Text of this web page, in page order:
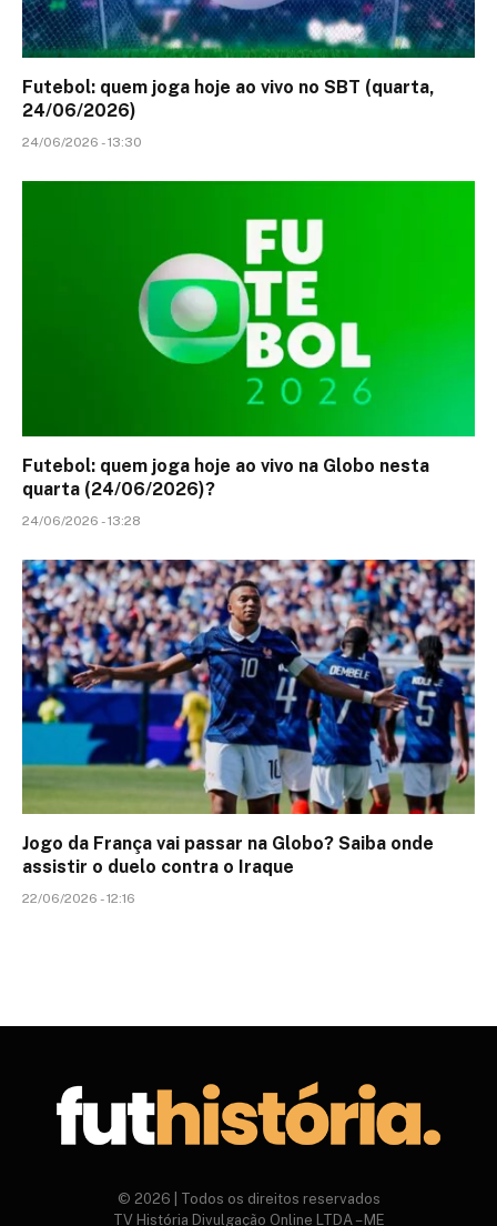
Futebol: quem joga hoje ao vivo no SBT (quarta,
24/06/2026)
24/06/2026 - 13:30
Futebol: quem joga hoje ao vivo na Globo nesta
quarta (24/06/2026)?
24/06/2026 - 13:28
Jogo da França vai passar na Globo? Saiba onde
assistir o duelo contra o Iraque
22/06/2026 - 12:16
© 2026 | Todos os direitos reservados
TV História Divulgação Online LTDA – ME